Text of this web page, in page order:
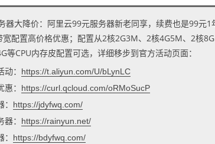
器大降价：阿里云99元服务器新老同享，续费也是99元
宽配置高价格优惠；配置从2核2G3M、2核4G5M、2核
等CPU内存皮配置可选，详细移步到官方活动页面：
：
https://t.aliyun.com/U/bLynLC
： https://curl.qcloud.com/oRMoSucP
https://jdyfwq.com/
： https://rainyun.net/
https://bdyfwq.com/